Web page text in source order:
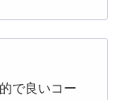
で良いコー